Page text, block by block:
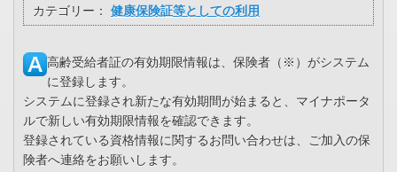
カテゴリー： 健康保険証等としての利用
高齢受給者証の有効期限情報は、保険者（※）がシステム
に登録します。
システムに登録され新たな有効期間が始まると、マイナポータ
ルで新しい有効期限情報を確認できます。
登録されている資格情報に関するお問い合わせは、ご加入の保
険者へ連絡をお願いします。